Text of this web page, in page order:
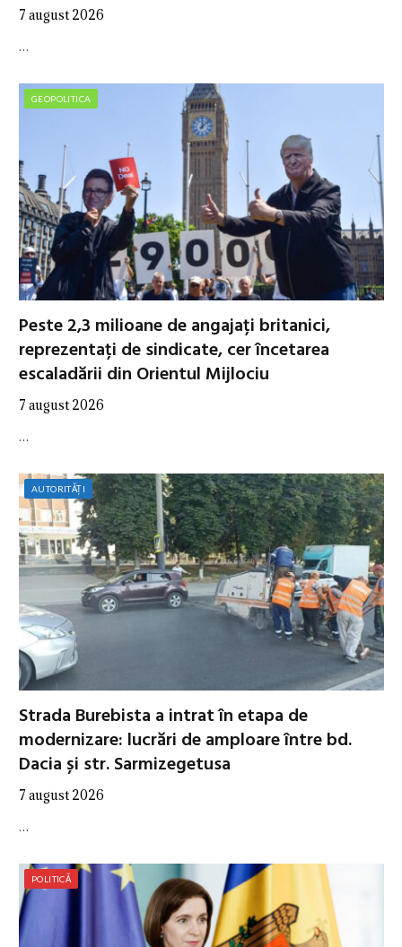
7 august 2026
…
GEOPOLITICA
Peste 2,3 milioane de angajați britanici,
reprezentați de sindicate, cer încetarea
escaladării din Orientul Mijlociu
7 august 2026
…
AUTORITĂȚI
Strada Burebista a intrat în etapa de
modernizare: lucrări de amploare între bd.
Dacia și str. Sarmizegetusa
7 august 2026
…
POLITICĂ